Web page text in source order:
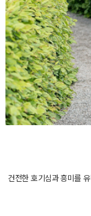
건전한 호기심과 흥미를